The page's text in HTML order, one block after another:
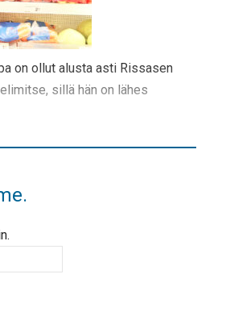
on ollut alusta asti Rissasen
sillä hän on lähes